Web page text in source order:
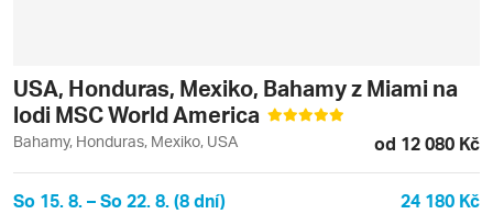
USA, Honduras, Mexiko, Bahamy z Miami na
lodi MSC World America
Bahamy, Honduras, Mexiko, USA od 12 080 Kč
So 15. 8. – So 22. 8. (8 dní) 24 180 Kč